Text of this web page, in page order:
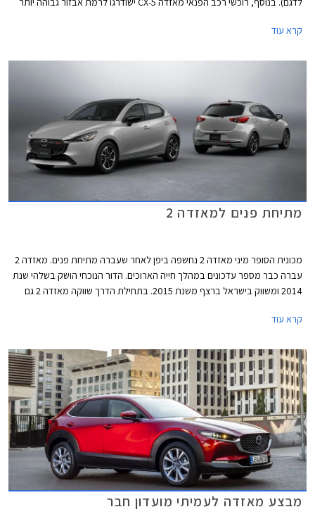
התצוגה של מאזדה ברחבי הארץ.
קרא עוד
מתיחת פנים למאזדה 2
מכונית הסופר מיני מאזדה 2 נחשפה ביפן לאחר שעברה מתיחת פנים. מאזדה 2
עברה כבר מספר עדכונים במהלך חייה הארוכים. הדור הנוכחי הושק בשלהי שנת
2014 ומשווק בישראל ברצף משנת 2015. בתחילת הדרך שווקה מאזדה 2 גם
בעיקר בזכות מלאי זמין וזכייה במכרזי רכש של מנהל הרכב הממשלתי.
קרא עוד
מבצע מאזדה לעמיתי מועדון חבר